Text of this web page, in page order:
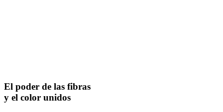
El poder de las fibras
y el color unidos